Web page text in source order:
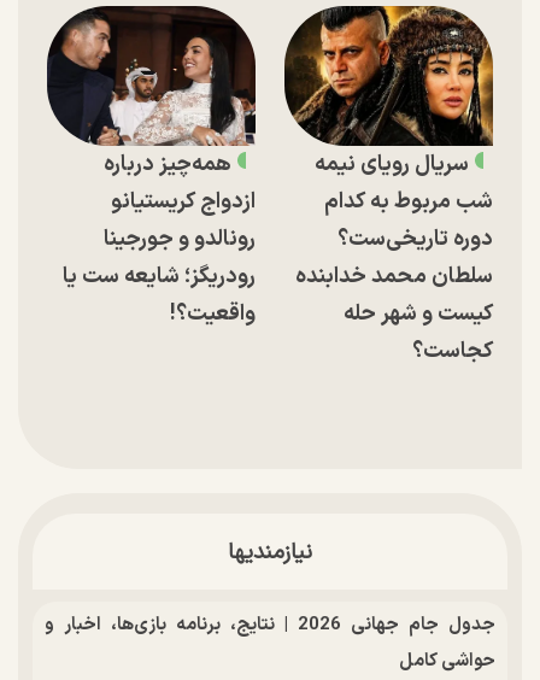
سریال رویای نیمه
شب مربوط به کدام
دوره تاریخی‌ست؟
سلطان محمد خدابنده
کیست و شهر حله
کجاست؟
همه‌چیز درباره
ازدواج کریستیانو
رونالدو و جورجینا
رودریگز؛ شایعه ست یا
واقعیت؟!
نیازمندیها
جدول جام جهانی 2026 | نتایج، برنامه بازی‌ها، اخبار و
حواشی کامل